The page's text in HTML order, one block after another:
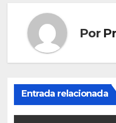
Por
Entrada relacionada